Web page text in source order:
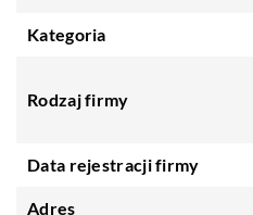
Kategoria
Rodzaj firmy
Data rejestracji firmy
Adres